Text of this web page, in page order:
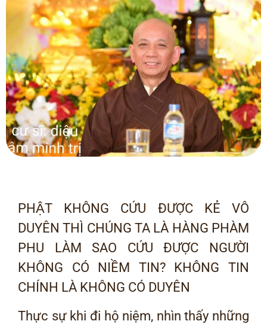
PHẬT KHÔNG CỨU ĐƯỢC KẺ VÔ
DUYÊN THÌ CHÚNG TA LÀ HÀNG PHÀM
PHU LÀM SAO CỨU ĐƯỢC NGƯỜI
KHÔNG CÓ NIỀM TIN? KHÔNG TIN
CHÍNH LÀ KHÔNG CÓ DUYÊN
Thực sự khi đi hộ niệm, nhìn thấy những